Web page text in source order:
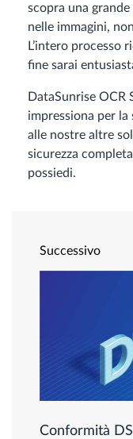
scopra una
nelle immagini,
L’intero processo
fine sarai
DataSunrise OCR
impressiona per la
alle nostre altre
sicurezza
possiedi.
Successivo
Conformità